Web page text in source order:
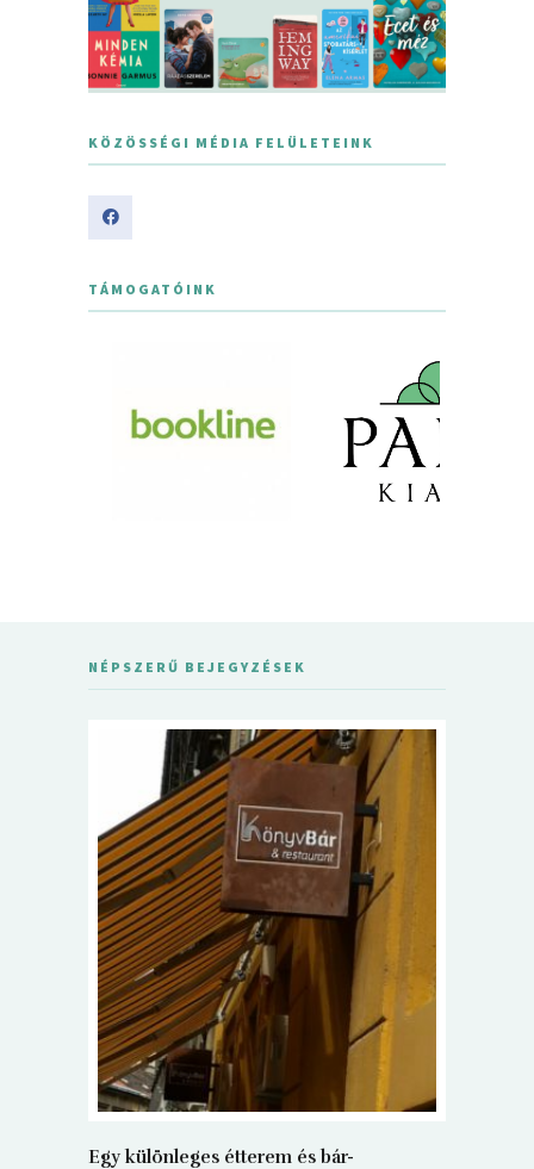
KÖZÖSSÉGI MÉDIA FELÜLETEINK
TÁMOGATÓINK
NÉPSZERŰ BEJEGYZÉSEK
Egy különleges étterem és bár-